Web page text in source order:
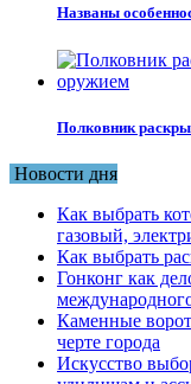
Названы
Полковник
Новости дня
Как выбрать
газовый,
Как выбрать
Гонконг как
Каменные
черте города
Искусство